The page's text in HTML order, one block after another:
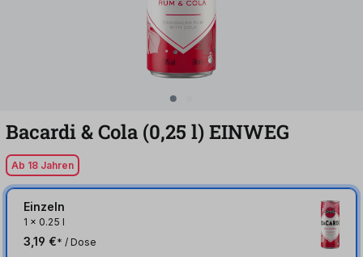
Bacardi & Cola (0,25 l)EINWEG
Ab 18 Jahren
Einzeln
1 x 0.25 l
3,19 €* / Dose